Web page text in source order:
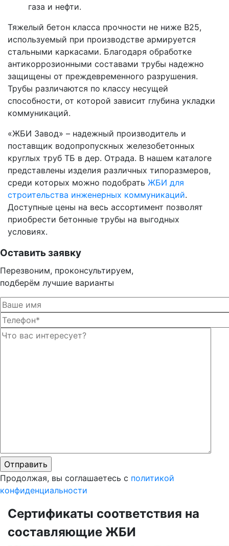
газа и нефти.
Тяжелый бетон класса прочности не ниже В25,
используемый при производстве армируется
стальными каркасами. Благодаря обработке
антикоррозионными составами трубы надежно
защищены от преждевременного разрушения.
Трубы различаются по классу несущей
способности, от которой зависит глубина укладки
коммуникаций.
«ЖБИ Завод» – надежный производитель и
поставщик водопропускных железобетонных
круглых труб ТБ в дер. Отрада. В нашем каталоге
представлены изделия различных типоразмеров,
среди которых можно подобрать ЖБИ для
строительства инженерных коммуникаций.
Доступные цены на весь ассортимент позволят
приобрести бетонные трубы на выгодных
условиях.
Оставить заявку
Перезвоним, проконсультируем,
подберём лучшие варианты
Продолжая, вы соглашаетесь с политикой
конфиденциальности
Сертификаты соответствия на
составляющие ЖБИ